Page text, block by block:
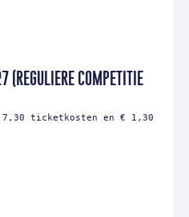
COMPETITIE
ticketkosten en € 1,30